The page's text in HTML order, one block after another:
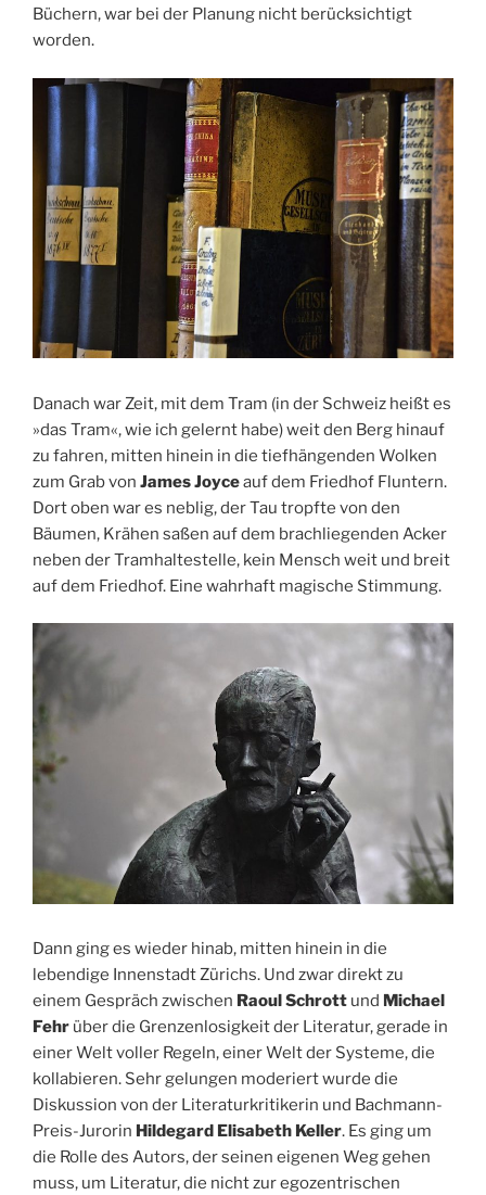
Büchern, war bei der Planung nicht berücksichtigt
worden.
Danach war Zeit, mit dem Tram (in der Schweiz heißt es
»das Tram«, wie ich gelernt habe) weit den Berg hinauf
zu fahren, mitten hinein in die tiefhängenden Wolken
zum Grab von James Joyceauf dem Friedhof Fluntern.
Dort oben war es neblig, der Tau tropfte von den
Bäumen, Krähen saßen auf dem brachliegenden Acker
neben der Tramhaltestelle, kein Mensch weit und breit
auf dem Friedhof. Eine wahrhaft magische Stimmung.
Dann ging es wieder hinab, mitten hinein in die
lebendige Innenstadt Zürichs. Und zwar direkt zu
einem Gespräch zwischen Raoul Schrott und Michael
Fehr über die Grenzenlosigkeit der Literatur, gerade in
einer Welt voller Regeln, einer Welt der Systeme, die
kollabieren. Sehr gelungen moderiert wurde die
Diskussion von der Literaturkritikerin und Bachmann-
Preis-Jurorin Hildegard Elisabeth Keller. Es ging um
die Rolle des Autors, der seinen eigenen Weg gehen
muss, um Literatur, die nicht zur egozentrischen